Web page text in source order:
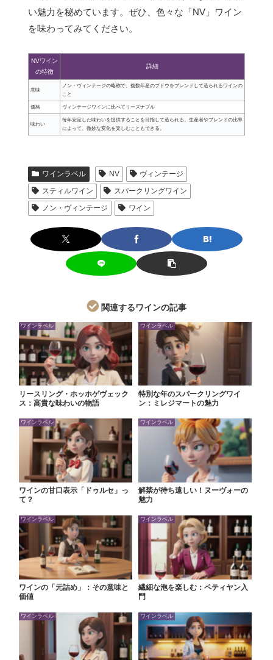
い魅力を秘めています。ぜひ、色々な「NV」ワイン
を味わってみてください。
NVワイン
の特徴
詳細
意味
ノン・ヴィンテージの略称で、複数年産のブドウをブレンドして造られるワインの
こと
価格 ヴィンテージワインに比べてリーズナブル
味わい
毎年安定した味わいを提供することを目指して造られる。生産者やブレンドの比率
によって、微妙な変化を楽しむこともできる。
ワインラベル NV
ヴィンテージ
スティルワイン
スパークリングワイン
ノン・ヴィンテージ
ワイン
関連するワインの記事
ワインラベル
リースリング・ホッホゲヴェック
ス：高貴な味わいの物語
ワインラベル
特別な年のスパークリングワイ
ン：ミレジマートの魅力
ワインラベル
ワインの甘口表示「ドゥルセ」っ
て？
ワインラベル
解禁が待ち遠しい！ヌーヴォーの
魅力
ワインラベル
ワインの「元詰め」：その意味と
価値
ワインラベル
繊細な泡を楽しむ：ペティヤン入
門
ワインラベル ワインラベル